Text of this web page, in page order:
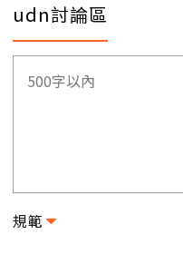
udn討論區
規範